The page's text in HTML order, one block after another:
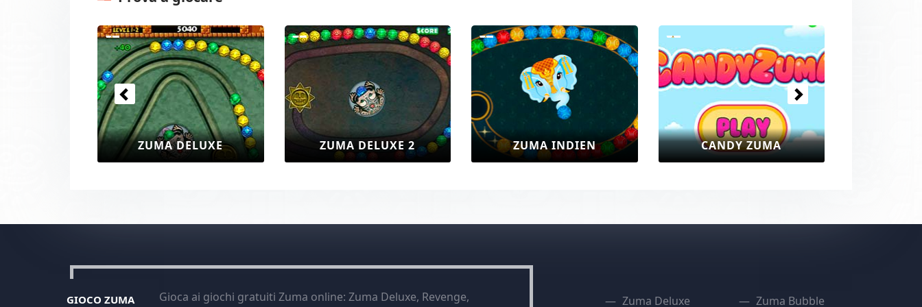
ZUMA DELUXE ZUMA DELUXE 2 ZUMA INDIEN CANDY ZUMA
Precedenti Prossimi
GIOCO ZUMA
Gioca ai giochi gratuiti Zuma online: Zuma Deluxe, Revenge,
Zuma Deluxe Zuma Bubble